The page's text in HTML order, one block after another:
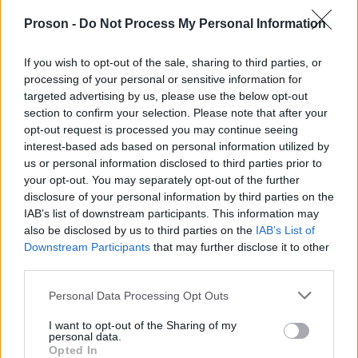
Proson - Do Not Process My Personal Information
If you wish to opt-out of the sale, sharing to third parties, or
processing of your personal or sensitive information for
targeted advertising by us, please use the below opt-out
section to confirm your selection. Please note that after your
opt-out request is processed you may continue seeing
interest-based ads based on personal information utilized by
us or personal information disclosed to third parties prior to
your opt-out. You may separately opt-out of the further
disclosure of your personal information by third parties on the
IAB’s list of downstream participants. This information may
also be disclosed by us to third parties on the IAB’s List of
Downstream Participants that may further disclose it to other
Please note that this website/app uses one or more Google
not limited to your visit or usage behaviour. You may click to
grant or deny consent to Google and its third-party tags to
Personal Data Processing Opt Outs
I want to opt-out of the Sharing of my
personal data.
Opted In
στην Ελλάδα ΑΠΟΚΛΕΙΣΤΙΚΑ για τον
Διαγωνισμό ΑΣΕΠ
Η κορυφαία εξ αποστάσεως προετοιμασία στην
Ελλάδα (Δείτε περισσότερα εδώ) για
τονΠανελλήνιο Γραπτό Διαγωνισμό
ΑΣΕΠέχειδιάρκεια 3 μήνες (και2 μήνες
τελικές επαναλήψεις έως την εξέταση) και
πραγματοποιείται από τηνgoLearn εξ
αποστάσεως
την Ελλάδαείναι αρχικά η
εμπειρία του